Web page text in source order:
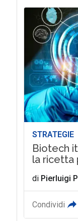
STRATEGIE
Biotech
la ricetta
di Pierluigi
Condividi